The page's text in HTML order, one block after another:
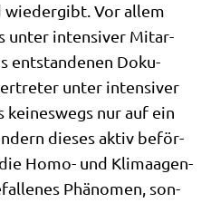
wie­der­gibt. Vor allem
unter inten­si­ver Mit­ar­
ent­stan­de­nen Doku­
unter inten­si­ver
kei­nes­wegs nur auf ein
die­ses aktiv beför­
Homo- und Kli­maagen­
Phä­no­men, son­